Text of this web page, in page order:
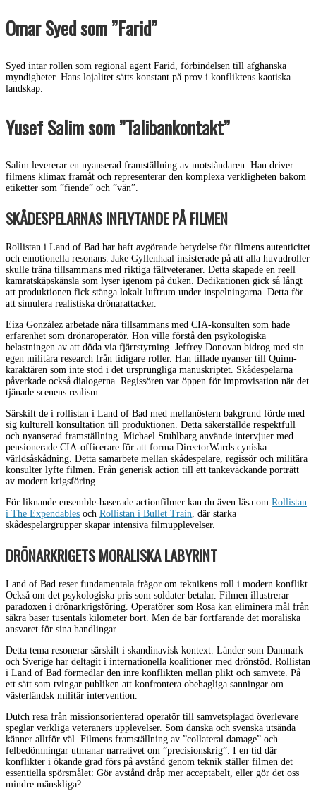
Omar Syed som ”Farid”
Syed intar rollen som regional agent Farid, förbindelsen till afghanska
myndigheter. Hans lojalitet sätts konstant på prov i konfliktens kaotiska
landskap.
Yusef Salim som ”Talibankontakt”
Salim levererar en nyanserad framställning av motståndaren. Han driver
filmens klimax framåt och representerar den komplexa verkligheten bakom
etiketter som ”fiende” och ”vän”.
SKÅDESPELARNAS INFLYTANDE PÅ FILMEN
Rollistan i Land of Bad har haft avgörande betydelse för filmens autenticitet
och emotionella resonans. Jake Gyllenhaal insisterade på att alla huvudroller
skulle träna tillsammans med riktiga fältveteraner. Detta skapade en reell
kamratskäpskänsla som lyser igenom på duken. Dedikationen gick så långt
att produktionen fick stänga lokalt luftrum under inspelningarna. Detta för
att simulera realistiska drönarattacker.
Eiza González arbetade nära tillsammans med CIA-konsulten som hade
erfarenhet som drönaroperatör. Hon ville förstå den psykologiska
belastningen av att döda via fjärrstyrning. Jeffrey Donovan bidrog med sin
egen militära research från tidigare roller. Han tillade nyanser till Quinn-
karaktären som inte stod i det ursprungliga manuskriptet. Skådespelarna
påverkade också dialogerna. Regissören var öppen för improvisation när det
tjänade scenens realism.
Särskilt de i rollistan i Land of Bad med mellanöstern bakgrund förde med
sig kulturell konsultation till produktionen. Detta säkerställde respektfull
och nyanserad framställning. Michael Stuhlbarg använde intervjuer med
pensionerade CIA-officerare för att forma DirectorWards cyniska
världsåskådning. Detta samarbete mellan skådespelare, regissör och militära
konsulter lyfte filmen. Från generisk action till ett tankeväckande porträtt
av modern krigsföring.
För liknande ensemble-baserade actionfilmer kan du även läsa om Rollistan
i The Expendables och Rollistan i Bullet Train, där starka
skådespelargrupper skapar intensiva filmupplevelser.
DRÖNARKRIGETS MORALISKA LABYRINT
Land of Bad reser fundamentala frågor om teknikens roll i modern konflikt.
Också om det psykologiska pris som soldater betalar. Filmen illustrerar
paradoxen i drönarkrigsföring. Operatörer som Rosa kan eliminera mål från
säkra baser tusentals kilometer bort. Men de bär fortfarande det moraliska
ansvaret för sina handlingar.
Detta tema resonerar särskilt i skandinavisk kontext. Länder som Danmark
och Sverige har deltagit i internationella koalitioner med drönstöd. Rollistan
i Land of Bad förmedlar den inre konflikten mellan plikt och samvete. På
ett sätt som tvingar publiken att konfrontera obehagliga sanningar om
västerländsk militär intervention.
Dutch resa från missionsorienterad operatör till samvetsplagad överlevare
speglar verkliga veteraners upplevelser. Som danska och svenska utsända
känner alltför väl. Filmens framställning av ”collateral damage” och
felbedömningar utmanar narrativet om ”precisionskrig”. I en tid där
konflikter i ökande grad förs på avstånd genom teknik ställer filmen det
essentiella spörsmålet: Gör avstånd dråp mer acceptabelt, eller gör det oss
mindre mänskliga?